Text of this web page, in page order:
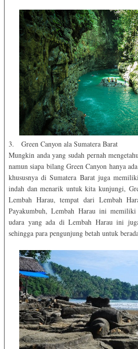
3. Green Canyon ala Sumatera Barat
Mungkin anda yang sudah pernah
namun siapa bilang Green Canyon hanya
khususnya di Sumatera Barat juga
indah dan menarik untuk kita kunjungi,
Lembah Harau, tempat dari Lembah
Payakumbuh, Lembah Harau ini
udara yang ada di Lembah Harau ini
sehingga para pengunjung betah untuk